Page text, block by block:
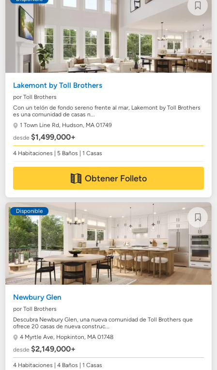
Lakemont by Toll Brothers
por Toll Brothers
Con un telón de fondo sereno frente al mar, Lakemont by Toll Brothers
es una comunidad de casas n...
1 Town Line Rd, Hudson, MA 01749
desde$1,499,000+
4 Habitaciones | 5 Baños | 1 Casas
Obtener Folleto
Disponible
Newbury Glen
por Toll Brothers
Descubra Newbury Glen, una nueva comunidad de Toll Brothers que
ofrece 20 casas de nueva construc...
4 Myrtle Ave, Hopkinton, MA 01748
desde$2,149,000+
4 Habitaciones | 4 Baños | 1 Casas